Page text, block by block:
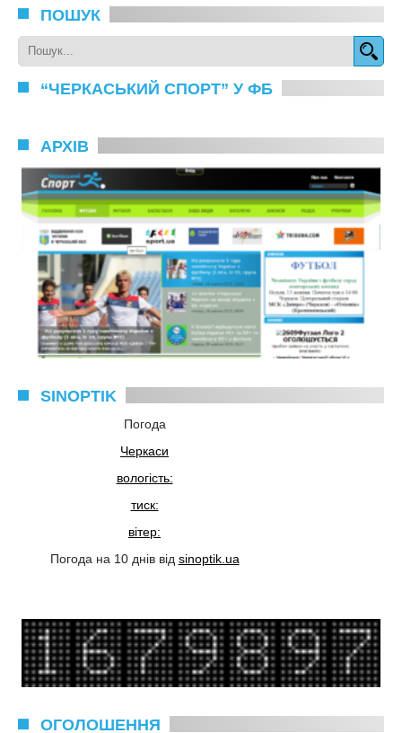
ПОШУК
“ЧЕРКАСЬКИЙ СПОРТ” У ФБ
АРХІВ
SINOPTIK
Погода
Черкаси
вологість:
тиск:
вітер:
Погода на 10 днів від sinoptik.ua
ОГОЛОШЕННЯ